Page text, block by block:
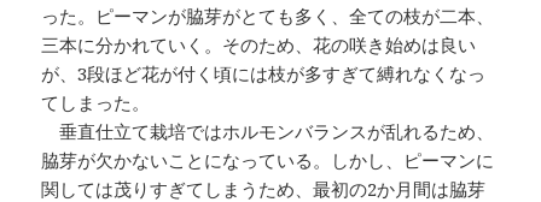
った。ピーマンが脇芽がとても多く、全ての枝が二本、
三本に分かれていく。そのため、花の咲き始めは良い
が、3段ほど花が付く頃には枝が多すぎて縛れなくなっ
てしまった。
垂直仕立て栽培ではホルモンバランスが乱れるため、
脇芽が欠かないことになっている。しかし、ピーマンに
関しては茂りすぎてしまうため、最初の2か月間は脇芽